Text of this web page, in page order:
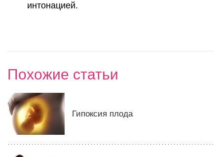
интонацией.
Похожие статьи
Гипоксия плода